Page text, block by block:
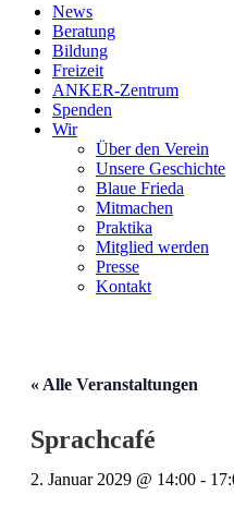
News
Beratung
Bildung
Freizeit
ANKER-Zentrum
Spenden
Wir
Über den Verein
Unsere Geschichte
Blaue Frieda
Mitmachen
Praktika
Mitglied werden
Presse
Kontakt
« Alle Veranstaltungen
Sprachcafé
2. Januar 2029 @ 14:00 -